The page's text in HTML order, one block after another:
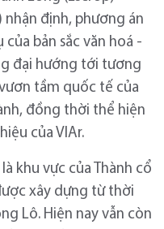
nhận định, phương án
bản sắc văn hoá -
đại hướng tới tương
tầm quốc tế của
đồng thời thể hiện
của VIAr.
khu vực của Thành cổ
xây dựng từ thời
Lô. Hiện nay vẫn còn